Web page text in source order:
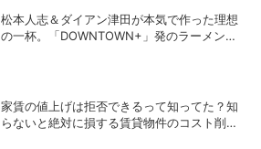
松本人志＆ダイアン津田が本気で作った理想
の一杯。「DOWNTOWN+」発のラーメンを
家賃の値上げは拒否できるって知ってた？知
らないと絶対に損する賃貸物件のコスト削減